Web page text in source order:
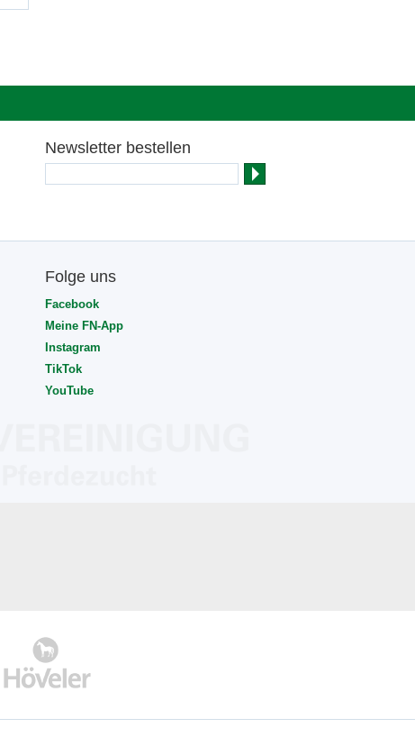
Newsletter bestellen
Folge uns
Facebook
Meine FN-App
Instagram
TikTok
YouTube